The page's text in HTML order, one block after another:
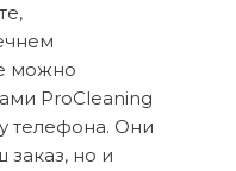
можно
ProCleaning
телефона. Они
заказ, но и